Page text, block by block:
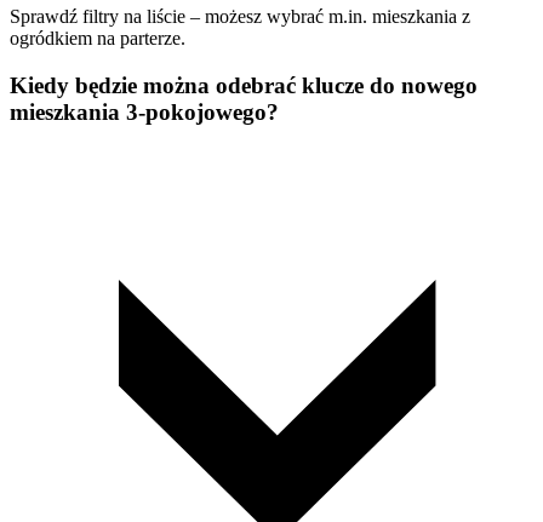
Sprawdź filtry na liście – możesz wybrać m.in. mieszkania z
ogródkiem na parterze.
Kiedy będzie można odebrać klucze do nowego
mieszkania 3-pokojowego?